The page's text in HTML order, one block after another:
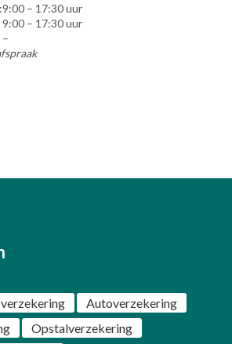
9:00 – 17:30 uur
9:00 – 17:30 uur
–
Autoverzekering
Opstalverzekering